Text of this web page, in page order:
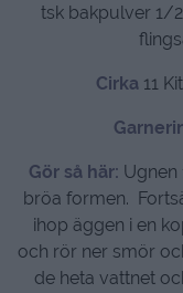
tsk bakpulver 1/
Cirka11
Gör så här: Ugnen
bröa formen.
ihop äggen i en
och rör ner smör
de heta vattnet